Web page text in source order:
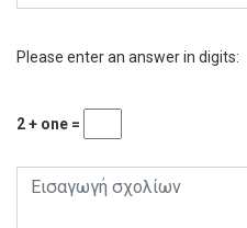
Please enter an answer in digits:
2 + one =